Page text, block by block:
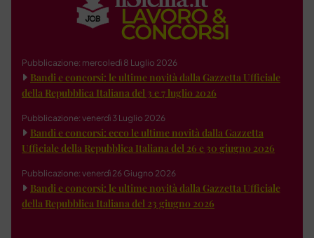
Pubblicazione: mercoledì 8 Luglio 2026
Bandi e concorsi: le ultime novità dalla Gazzetta Ufficiale
della Repubblica Italiana del 3 e 7 luglio 2026
Pubblicazione: venerdì 3 Luglio 2026
Bandi e concorsi: ecco le ultime novità dalla Gazzetta
Ufficiale della Repubblica Italiana del 26 e 30 giugno 2026
Pubblicazione: venerdì 26 Giugno 2026
Bandi e concorsi: le ultime novità dalla Gazzetta Ufficiale
della Repubblica Italiana del 23 giugno 2026